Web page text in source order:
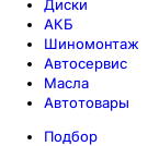
Диски
АКБ
Шиномонтаж
Автосервис
Масла
Автотовары
Подбор